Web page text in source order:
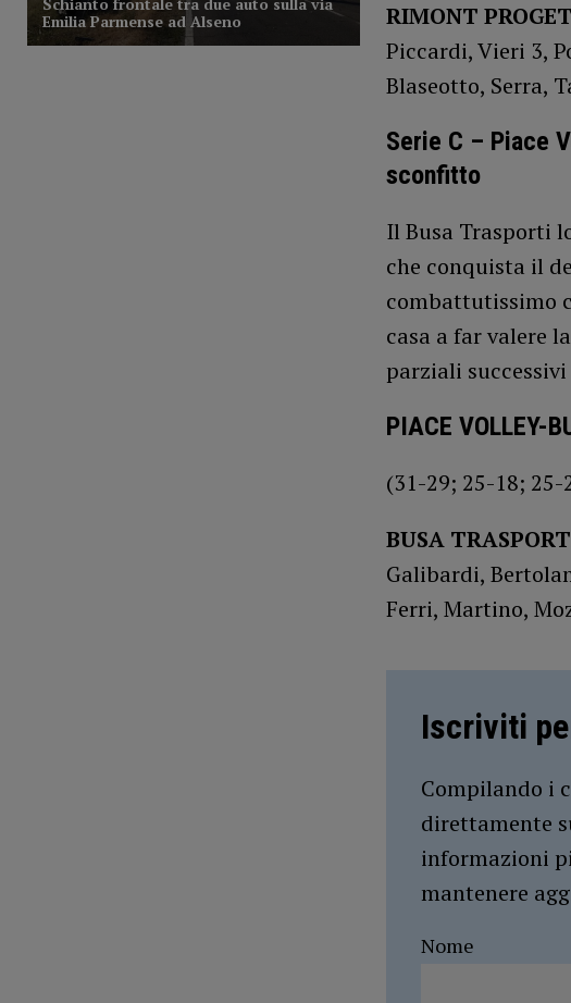
RIMONT
Piccardi, Vieri 3,
Blaseotto, Serra,
Serie C – Piace
sconfitto
Il Busa Trasporti
che conquista il
combattutissimo
casa a far valere
parziali
PIACE VOLLEY-
(31-29; 25-18; 25-
BUSA
Galibardi,
Ferri, Martino,
Iscriviti
Compilando i
direttamente
informazioni
mantenere
Nome